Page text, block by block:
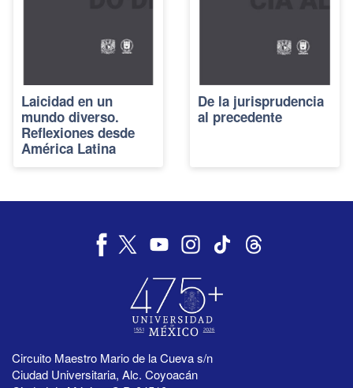
Laicidad en un
mundo diverso.
Reflexiones desde
América Latina
De la jurisprudencia
al precedente
Circuito Maestro Mario de la Cueva s/n
Ciudad Universitaria, Alc. Coyoacán